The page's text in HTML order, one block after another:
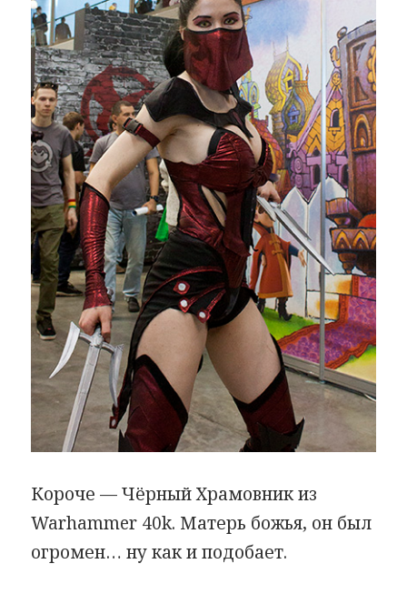
Короче — Чёрный Храмовник из
Warhammer 40k. Матерь божья, он был
огромен… ну как и подобает.